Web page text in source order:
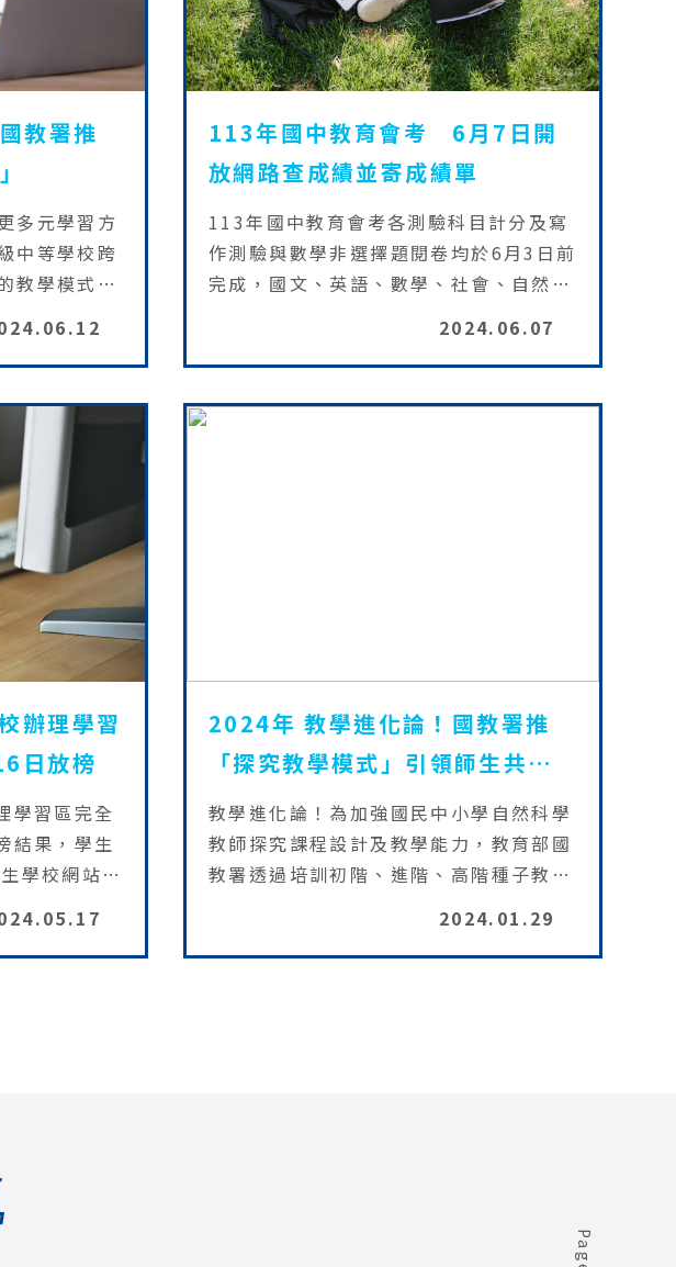
教署推
多元學習方
中等學校跨
教學模式不
You
破學習的地
學習管道。
113年國中教育會考 6月7日開
放網路查成績並寄成績單
113年國中教育會考各測驗科目計分及寫
作測驗與數學非選擇題閱卷均於6月3日前
完成，國文、英語、數學、社會、自然5
的各能力表現標準，對各科進行「精熟」
與「基礎」等級的門檻設定，將學生能力
2024.06.07
辦理學習
日放榜
學習區完全
結果，學生
學校網站查
南國際大學
國立佳冬高
於辦理撕榜
益。
2024年 教學進化論！國教署推
「探究教學模式」引領師生共成
長
教學進化論！為加強國民中小學自然科學
教師探究課程設計及教學能力，教育部國
教署透過培訓初階、進階、高階種子教
程實施修正建議，探究教學，引領師生共
2024.01.29